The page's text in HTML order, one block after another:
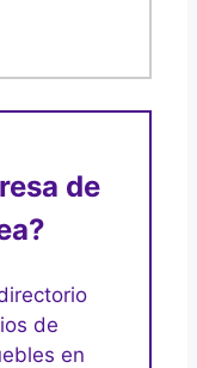
de
de
en